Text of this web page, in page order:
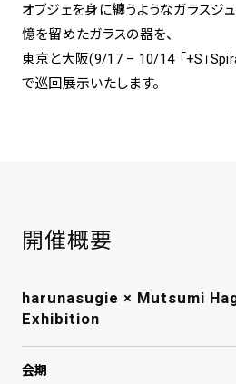
オブジェを身に纏うようなガラスジ
憶を留めたガラスの器を、
東京と大阪(9/17 – 10/14 「+S」
で巡回展示いたします。
開催概要
harunasugie × Mutsumi
Exhibition
会期